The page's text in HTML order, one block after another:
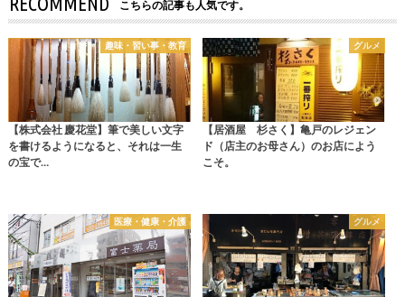
こちらの記事も人気です。
趣味・習い事・教育
【株式会社 慶花堂】筆で美しい文字
を書けるようになると、それは一生
の宝で…
グルメ
【居酒屋 杉さく】亀戸のレジェン
ド（店主のお母さん）のお店によう
こそ。
医療・健康・介護 グルメ